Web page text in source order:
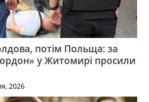
потім Польща: за
у Житомирі просили
2026